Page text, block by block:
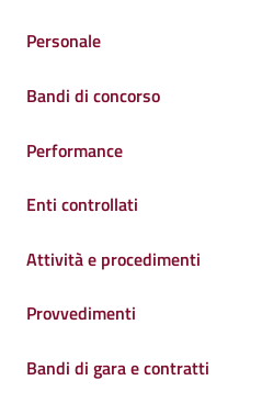
Personale
Bandi di concorso
Performance
Enti controllati
Attività e procedimenti
Provvedimenti
Bandi di gara e contratti